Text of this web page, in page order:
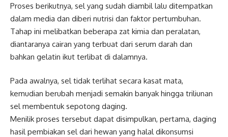
Proses berikutnya, sel yang sudah diambil lalu ditempatkan
dalam media dan diberi nutrisi dan faktor pertumbuhan.
Tahap ini melibatkan beberapa zat kimia dan peralatan,
diantaranya cairan yang terbuat dari serum darah dan
bahkan gelatin ikut terlibat di dalamnya.
Pada awalnya, sel tidak terlihat secara kasat mata,
kemudian berubah menjadi semakin banyak hingga triliunan
sel membentuk sepotong daging.
Menilik proses tersebut dapat disimpulkan, pertama, daging
hasil pembiakan sel dari hewan yang halal dikonsumsi